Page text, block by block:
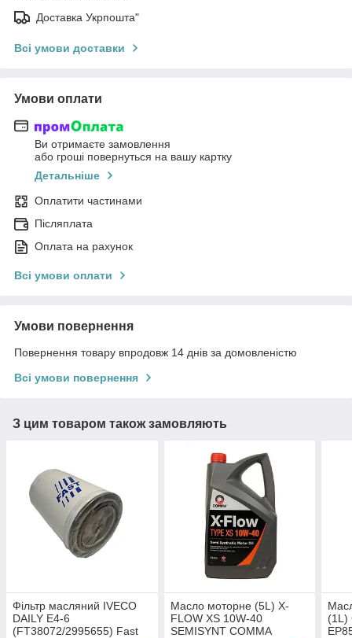
Доставка Укрпошта"
Всі умови доставки
Умови оплати
Ви отримаєте замовлення
або гроші повернуться на вашу картку
Детальніше
Оплатити частинами
Післяплата
Оплата на рахунок
Всі умови оплати
Умови повернення
Повернення товару впродовж 14 днів за домовленістю
Всі умови повернення
З цим товаром також замовляють
Фільтр масляний IVECO
DAILY Е4-6
(FT38072/2995655) Fast
Масло моторне (5L) X-
FLOW XS 10W-40
SEMISYNT COMMA
(1L)